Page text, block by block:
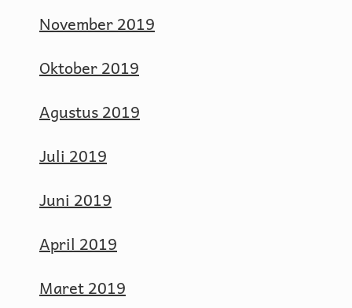
November 2019
Oktober 2019
Agustus 2019
Juli 2019
Juni 2019
April 2019
Maret 2019